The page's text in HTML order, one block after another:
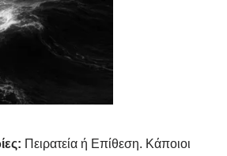
Πειρατεία ή Επίθεση. Κάποιοι